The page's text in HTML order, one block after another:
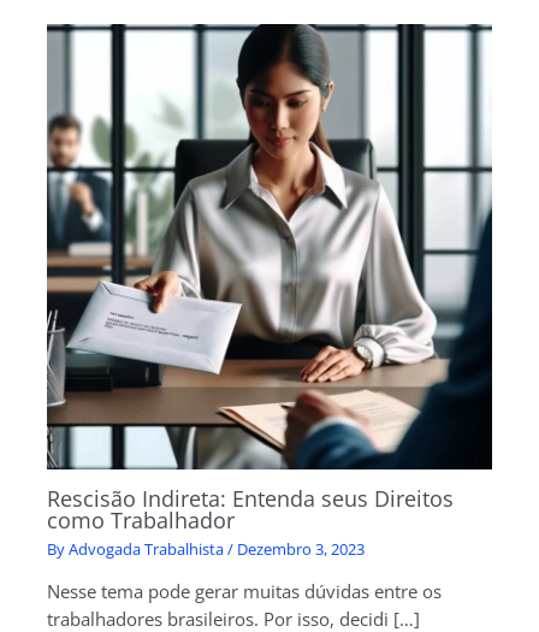
Rescisão Indireta: Entenda seus Direitos
como Trabalhador
ByAdvogada Trabalhista/ Dezembro 3, 2023
Nesse tema pode gerar muitas dúvidas entre os
trabalhadores brasileiros. Por isso, decidi […]